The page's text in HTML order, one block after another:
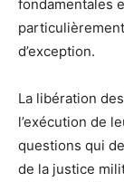
fondamentales
d’exception.
La libération
l’exécution de
questions qui
de la justice